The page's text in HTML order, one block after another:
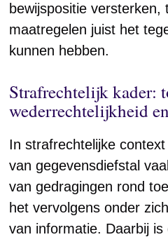
bewijspositie versterken,
maatregelen juist het
kunnen hebben.
Strafrechtelijk kader:
wederrechtelijkheid
In strafrechtelijke
van gegevensdiefstal
van gedragingen rond
het vervolgens onder
van informatie. Daarbij